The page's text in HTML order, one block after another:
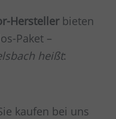
Herstellerbieten
Paket –
heißt:
kaufen bei uns